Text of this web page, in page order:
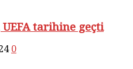
UEFA tarihine geçti
0